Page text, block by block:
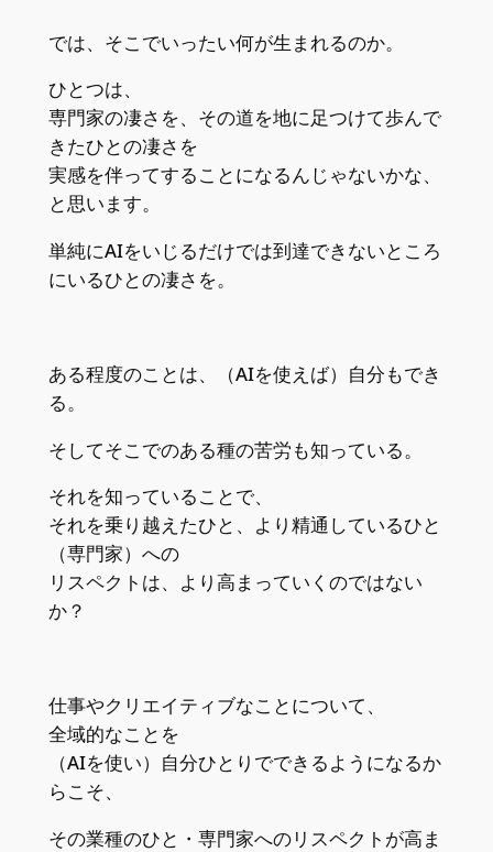
では、そこでいったい何が生まれるのか。
ひとつは、
専門家の凄さを、その道を地に足つけて歩んで
きたひとの凄さを
実感を伴ってすることになるんじゃないかな、
と思います。
単純にAIをいじるだけでは到達できないところ
にいるひとの凄さを。
ある程度のことは、（AIを使えば）自分もでき
る。
そしてそこでのある種の苦労も知っている。
それを知っていることで、
それを乗り越えたひと、より精通しているひと
（専門家）への
リスペクトは、より高まっていくのではない
か？
仕事やクリエイティブなことについて、
全域的なことを
（AIを使い）自分ひとりでできるようになるか
らこそ、
その業種のひと・専門家へのリスペクトが高ま